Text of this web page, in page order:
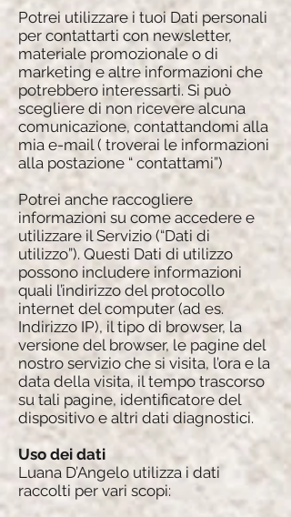
Potrei utilizzare i tuoi Dati personali
per contattarti con newsletter,
materiale promozionale o di
marketing e altre informazioni che
potrebbero interessarti. Si può
scegliere di non ricevere alcuna
comunicazione, contattandomi alla
mia e-mail ( troverai le informazioni
alla postazione “ contattami”)
Potrei anche raccogliere
informazioni su come accedere e
utilizzare il Servizio (“Dati di
utilizzo”). Questi Dati di utilizzo
possono includere informazioni
quali l’indirizzo del protocollo
internet del computer (ad es.
Indirizzo IP), il tipo di browser, la
versione del browser, le pagine del
nostro servizio che si visita, l’ora e la
data della visita, il tempo trascorso
su tali pagine, identificatore del
dispositivo e altri dati diagnostici.
Uso dei dati
Luana D’Angelo utilizza i dati
raccolti per vari scopi: